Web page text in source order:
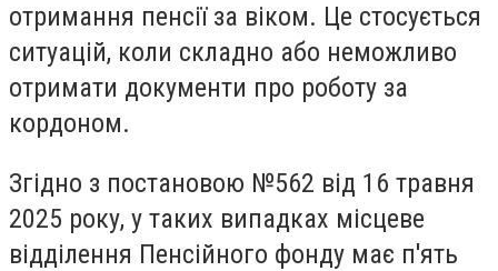
отримання пенсії за віком. Це стосується
ситуацій, коли складно або неможливо
отримати документи про роботу за
кордоном.
Згідно з постановою №562 від 16 травня
2025 року, у таких випадках місцеве
відділення Пенсійного фонду має п'ять